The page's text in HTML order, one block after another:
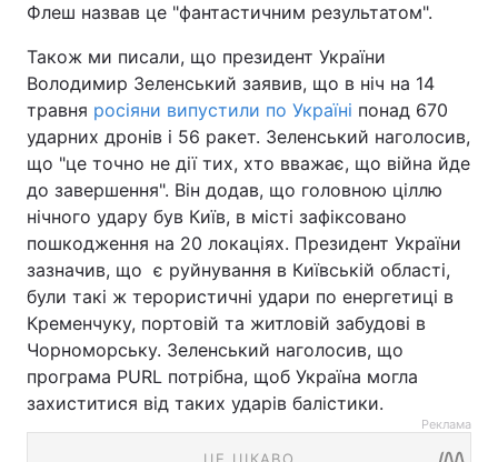
Флеш назвав це "фантастичним результатом".
Також ми писали, що президент України
Володимир Зеленський заявив, що в ніч на 14
травня росіяни випустили по Україні понад 670
ударних дронів і 56 ракет. Зеленський наголосив,
що "це точно не дії тих, хто вважає, що війна йде
до завершення". Він додав, що головною ціллю
нічного удару був Київ, в місті зафіксовано
пошкодження на 20 локаціях. Президент України
зазначив, що є руйнування в Київській області,
були такі ж терористичні удари по енергетиці в
Кременчуку, портовій та житловій забудові в
Чорноморську. Зеленський наголосив, що
програма PURL потрібна, щоб Україна могла
захиститися від таких ударів балістики.
Реклама